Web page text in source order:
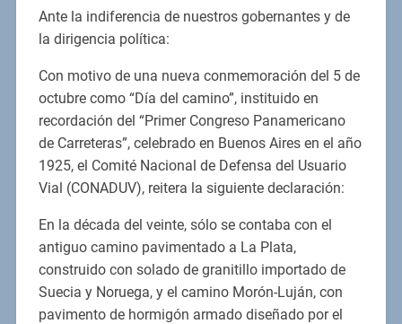
Ante la indiferencia de nuestros gobernantes y de
la dirigencia política:
Con motivo de una nueva conmemoración del 5 de
octubre como “Día del camino”, instituido en
recordación del “Primer Congreso Panamericano
de Carreteras”, celebrado en Buenos Aires en el año
1925, el Comité Nacional de Defensa del Usuario
Vial (CONADUV), reitera la siguiente declaración:
En la década del veinte, sólo se contaba con el
antiguo camino pavimentado a La Plata,
construido con solado de granitillo importado de
Suecia y Noruega, y el camino Morón-Luján, con
pavimento de hormigón armado diseñado por el